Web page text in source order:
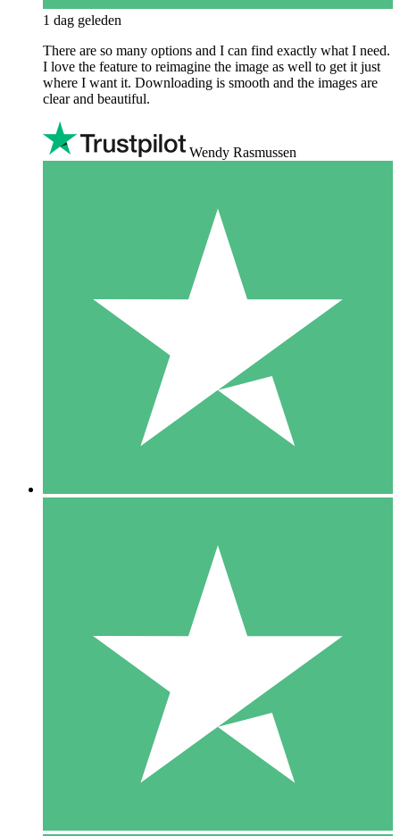
1 dag geleden
There are so many options and I can find exactly what I need.
I love the feature to reimagine the image as well to get it just
where I want it. Downloading is smooth and the images are
clear and beautiful.
Wendy Rasmussen